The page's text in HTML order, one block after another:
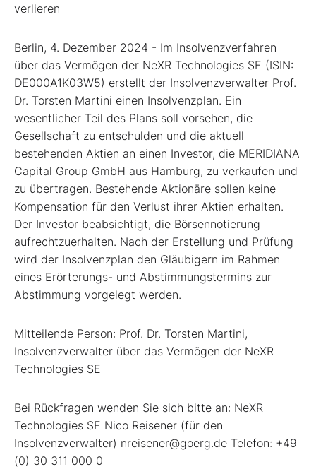
verlieren
Berlin, 4. Dezember 2024 - Im Insolvenzverfahren
über das Vermögen der NeXR Technologies SE (ISIN:
DE000A1K03W5) erstellt der Insolvenzverwalter Prof.
Dr. Torsten Martini einen Insolvenzplan. Ein
wesentlicher Teil des Plans soll vorsehen, die
Gesellschaft zu entschulden und die aktuell
bestehenden Aktien an einen Investor, die MERIDIANA
Capital Group GmbH aus Hamburg, zu verkaufen und
zu übertragen. Bestehende Aktionäre sollen keine
Kompensation für den Verlust ihrer Aktien erhalten.
Der Investor beabsichtigt, die Börsennotierung
aufrechtzuerhalten. Nach der Erstellung und Prüfung
wird der Insolvenzplan den Gläubigern im Rahmen
eines Erörterungs- und Abstimmungstermins zur
Abstimmung vorgelegt werden.
Mitteilende Person: Prof. Dr. Torsten Martini,
Insolvenzverwalter über das Vermögen der NeXR
Technologies SE
Bei Rückfragen wenden Sie sich bitte an: NeXR
Technologies SE Nico Reisener (für den
Insolvenzverwalter) nreisener@goerg.de Telefon: +49
(0) 30 311 000 0